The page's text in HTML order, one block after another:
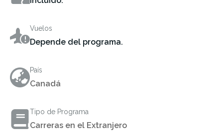
Vuelos
Depende del programa.
País
Canadá
Tipo de Programa
Carreras en el Extranjero